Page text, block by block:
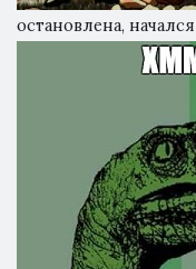
остановлена,